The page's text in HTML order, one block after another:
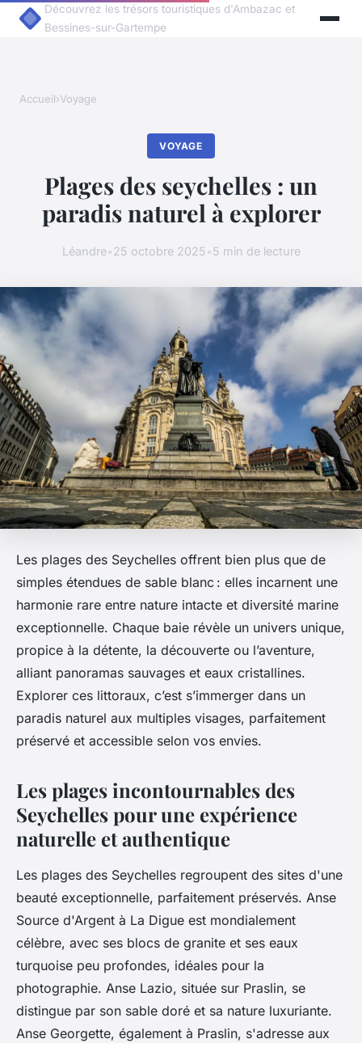
Découvrez les trésors touristiques d'Ambazac et
Bessines-sur-Gartempe
Accueil›Voyage
VOYAGE
Plages des seychelles : un
paradis naturel à explorer
Léandre•25 octobre 2025•5 min de lecture
Les plages des Seychelles offrent bien plus que de
simples étendues de sable blanc : elles incarnent une
harmonie rare entre nature intacte et diversité marine
exceptionnelle. Chaque baie révèle un univers unique,
propice à la détente, la découverte ou l’aventure,
alliant panoramas sauvages et eaux cristallines.
Explorer ces littoraux, c’est s’immerger dans un
paradis naturel aux multiples visages, parfaitement
préservé et accessible selon vos envies.
Les plages incontournables des
Seychelles pour une expérience
naturelle et authentique
Les plages des Seychelles regroupent des sites d'une
beauté exceptionnelle, parfaitement préservés. Anse
Source d'Argent à La Digue est mondialement
célèbre, avec ses blocs de granite et ses eaux
turquoise peu profondes, idéales pour la
photographie. Anse Lazio, située sur Praslin, se
distingue par son sable doré et sa nature luxuriante.
Anse Georgette, également à Praslin, s'adresse aux